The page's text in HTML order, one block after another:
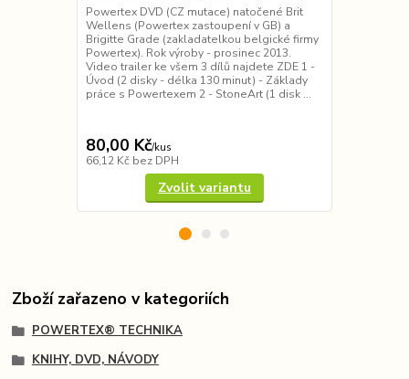
Powertex DVD (CZ mutace) natočené Brit
Wellens (Powertex zastoupení v GB) a
Brigitte Grade (zakladatelkou belgické firmy
Powertex). Rok výroby - prosinec 2013.
Video trailer ke všem 3 dílů najdete ZDE 1 -
Úvod (2 disky - délka 130 minut) - Základy
práce s Powertexem 2 - StoneArt (1 disk ...
80,00 Kč/kus
66,12 Kč bez DPH
Zvolit variantu
Zboží zařazeno v kategoriích
POWERTEX® TECHNIKA
KNIHY, DVD, NÁVODY